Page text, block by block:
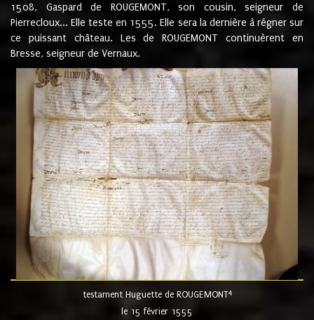
1508, Gaspard de ROUGEMONT, son cousin, seigneur de
Pierrecloux... Elle teste en 1555. Elle sera la dernière à régner sur
ce puissant château. Les de ROUGEMONT continuèrent en
Bresse, seigneur de Vernaux.
testament Huguette de ROUGEMONT4
le 15 février 1555